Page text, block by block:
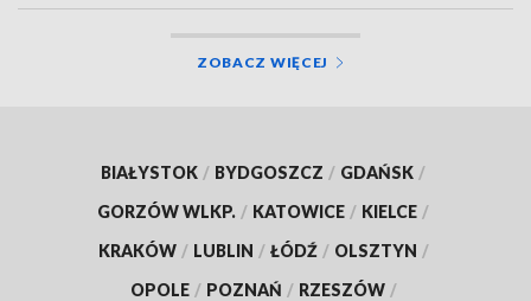
ZOBACZ WIĘCEJ
BIAŁYSTOK / BYDGOSZCZ / GDAŃSK /
GORZÓW WLKP. / KATOWICE / KIELCE /
KRAKÓW / LUBLIN / ŁÓDŹ / OLSZTYN /
OPOLE / POZNAŃ / RZESZÓW /